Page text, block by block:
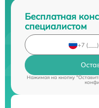
Бесплатная
специалистом
Нажимая на кнопку